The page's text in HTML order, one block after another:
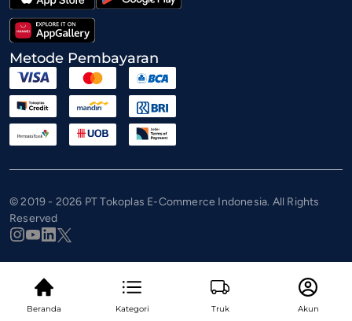
Beranda Kategori Truk Akun
Metode Pembayaran
© 2019 - 2026 PT Tokoplas E-Commerce Indonesia. All Rights
Reserved